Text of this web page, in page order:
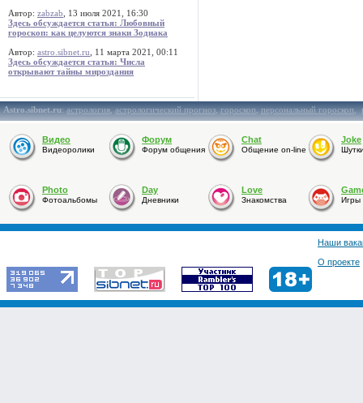
Автор: zabzab , 13 июля 2021, 16:30
Здесь обсуждается статья: Любовный
гороскоп: как целуются знаки Зодиака
Автор: astro.sibnet.ru , 11 марта 2021, 00:11
Здесь обсуждается статья: Числа
открывают тайны мироздания
Astro.sibnet.ru:астрология,астрологический прогноз,гороскоп,персональный гороскоп,
Видео
Видеоролики
Форум
Форум общения
Chat
Общение on-line
Joke
Photo
Фотоальбомы
Day
Дневники
Love
Знакомства Игры
Наши
О проекте